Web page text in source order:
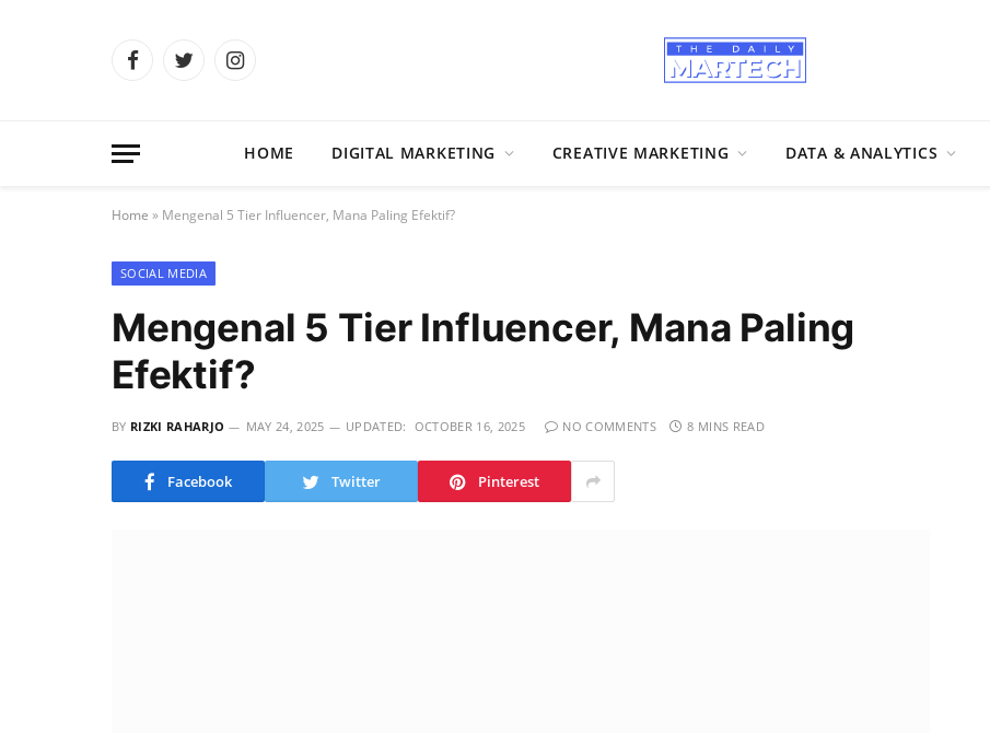
FacebookTwitterInstagram
HOME DIGITAL MARKETING CREATIVE MARKETING DATA & ANALYTICS
Home » Mengenal 5 Tier Influencer, Mana Paling Efektif?
SOCIAL MEDIA
Mengenal 5 Tier Influencer, Mana Paling
Efektif?
BY RIZKI RAHARJO MAY 24, 2025 UPDATED: OCTOBER 16, 2025 NO COMMENTS 8 MINS READ
Facebook Twitter Pinterest